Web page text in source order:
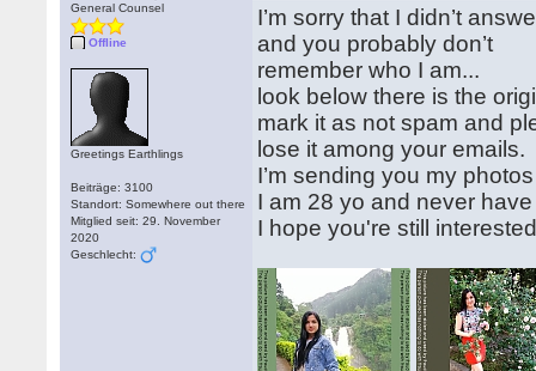
General Counsel
Offline
Greetings Earthlings
Beiträge: 3100
Standort: Somewhere out there
Mitglied seit: 29. November
2020
Geschlecht:
I’m sorry that I didn’t
and you probably don’t
remember who I am...
look below there is the
mark it as not spam and
lose it among your emails.
I’m sending you my
I am 28 yo and never
I hope you're still